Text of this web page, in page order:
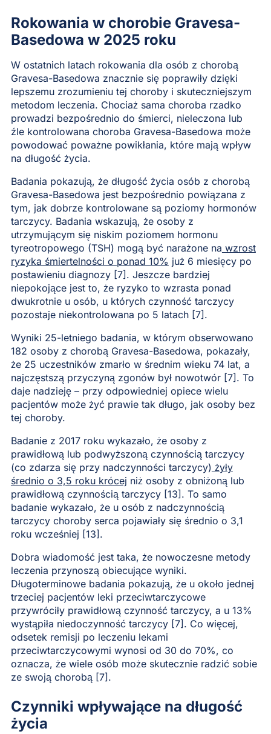
Rokowania w chorobie Gravesa-
Basedowa w 2025 roku
W ostatnich latach rokowania dla osób z chorobą
Gravesa-Basedowa znacznie się poprawiły dzięki
lepszemu zrozumieniu tej choroby i skuteczniejszym
metodom leczenia. Chociaż sama choroba rzadko
prowadzi bezpośrednio do śmierci, nieleczona lub
źle kontrolowana choroba Gravesa-Basedowa może
powodować poważne powikłania, które mają wpływ
na długość życia.
Badania pokazują, że długość życia osób z chorobą
Gravesa-Basedowa jest bezpośrednio powiązana z
tym, jak dobrze kontrolowane są poziomy hormonów
tarczycy. Badania wskazują, że osoby z
utrzymującym się niskim poziomem hormonu
tyreotropowego (TSH) mogą być narażone na wzrost
ryzyka śmiertelności o ponad 10% już 6 miesięcy po
postawieniu diagnozy [7]. Jeszcze bardziej
niepokojące jest to, że ryzyko to wzrasta ponad
dwukrotnie u osób, u których czynność tarczycy
pozostaje niekontrolowana po 5 latach [7].
Wyniki 25-letniego badania, w którym obserwowano
182 osoby z chorobą Gravesa-Basedowa, pokazały,
że 25 uczestników zmarło w średnim wieku 74 lat, a
najczęstszą przyczyną zgonów był nowotwór [7]. To
daje nadzieję – przy odpowiedniej opiece wielu
pacjentów może żyć prawie tak długo, jak osoby bez
tej choroby.
Badanie z 2017 roku wykazało, że osoby z
prawidłową lub podwyższoną czynnością tarczycy
(co zdarza się przy nadczynności tarczycy) żyły
średnio o 3,5 roku krócej niż osoby z obniżoną lub
prawidłową czynnością tarczycy [13]. To samo
badanie wykazało, że u osób z nadczynnością
tarczycy choroby serca pojawiały się średnio o 3,1
roku wcześniej [13].
Dobra wiadomość jest taka, że nowoczesne metody
leczenia przynoszą obiecujące wyniki.
Długoterminowe badania pokazują, że u około jednej
trzeciej pacjentów leki przeciwtarczycowe
przywróciły prawidłową czynność tarczycy, a u 13%
wystąpiła niedoczynność tarczycy [7]. Co więcej,
odsetek remisji po leczeniu lekami
przeciwtarczycowymi wynosi od 30 do 70%, co
oznacza, że wiele osób może skutecznie radzić sobie
ze swoją chorobą [7].
Czynniki wpływające na długość
życia